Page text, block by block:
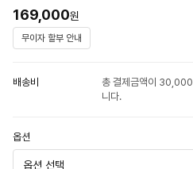
169,000원
무이자 할부 안내
배송비
총 결제금액이
니다.
옵션